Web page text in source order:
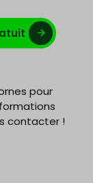
pour
contacter !